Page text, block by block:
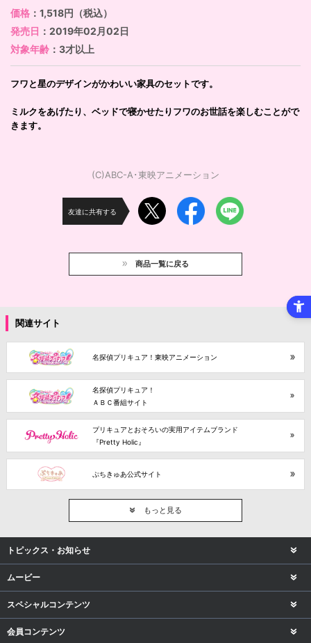
価格 ：1,518円（税込）
発売日 ：2019年02月02日
対象年齢 ：3才以上
フワと星のデザインがかわいい家具のセットです。
ミルクをあげたり、ベッドで寝かせたりフワのお世話を楽しむことがで
きます。
(C)ABC-A･東映アニメーション
友達に共有する
商品一覧に戻る
関連サイト
名探偵プリキュア！東映アニメーション
名探偵プリキュア！
ＡＢＣ番組サイト
プリキュアとおそろいの実用アイテムブランド
『Pretty Holic』
ぷちきゅあ公式サイト
もっと見る
トピックス・お知らせ
ムービー
スペシャルコンテンツ
会員コンテンツ